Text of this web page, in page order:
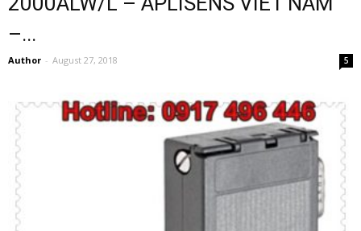
–...
Author - August 27, 2018 5